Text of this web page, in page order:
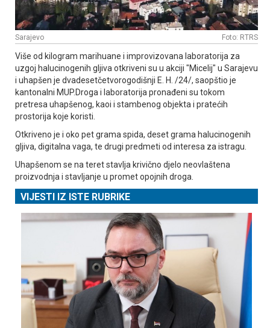
Sarajevo Foto: RTRS
Više od kilogram marihuane i improvizovana laboratorija za
uzgoj halucinogenih gljiva otkriveni su u akciji "Micelij" u Sarajevu
i uhapšen je dvadesetčetvorogodišnji E. H. /24/, saopštio je
kantonalni MUP.Droga i laboratorija pronađeni su tokom
pretresa uhapšenog, kaoi i stambenog objekta i pratećih
prostorija koje koristi.
Otkriveno je i oko pet grama spida, deset grama halucinogenih
gljiva, digitalna vaga, te drugi predmeti od interesa za istragu.
Uhapšenom se na teret stavlja krivično djelo neovlaštena
proizvodnja i stavljanje u promet opojnih droga.
VIJESTI IZ ISTE RUBRIKE